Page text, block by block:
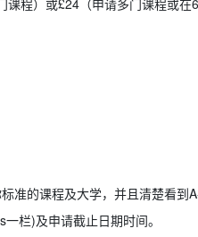
程）或£24（申请多门课程或在
准的课程及大学，并且清楚看到
栏)及申请截止日期时间。